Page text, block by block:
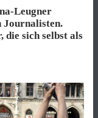
Leugner
die sich selbst als